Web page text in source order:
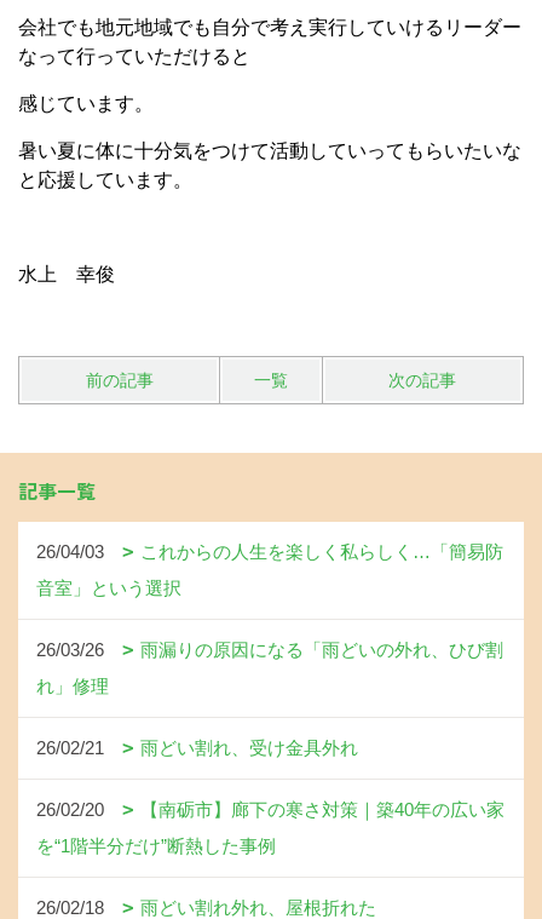
会社でも地元地域でも自分で考え実行していけるリーダー
なって行っていただけると
感じています。
暑い夏に体に十分気をつけて活動していってもらいたいな
と応援しています。
水上 幸俊
前の記事 一覧 次の記事
記事一覧
26/04/03
これからの人生を楽しく私らしく…「簡易防
音室」という選択
26/03/26
雨漏りの原因になる「雨どいの外れ、ひび割
れ」修理
26/02/21 雨どい割れ、受け金具外れ
26/02/20
【南砺市】廊下の寒さ対策｜築40年の広い家
を“1階半分だけ”断熱した事例
26/02/18 雨どい割れ外れ、屋根折れた